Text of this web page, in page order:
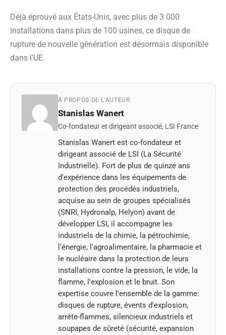
Déjà éprouvé aux États-Unis, avec plus de 3 000
installations dans plus de 100 usines, ce disque de
rupture de nouvelle génération est désormais disponible
dans l’UE.
À PROPOS DE L'AUTEUR
Stanislas Wanert
Co-fondateur et dirigeant associé, LSI France
Stanislas Wanert est co-fondateur et
dirigeant associé de LSI (La Sécurité
Industrielle). Fort de plus de quinze ans
d'expérience dans les équipements de
protection des procédés industriels,
acquise au sein de groupes spécialisés
(SNRI, Hydronalp, Helyon) avant de
développer LSI, il accompagne les
industriels de la chimie, la pétrochimie,
l'énergie, l'agroalimentaire, la pharmacie et
le nucléaire dans la protection de leurs
installations contre la pression, le vide, la
flamme, l'explosion et le bruit. Son
expertise couvre l'ensemble de la gamme:
disques de rupture, évents d'explosion,
arrête-flammes, silencieux industriels et
soupapes de sûreté (sécurité, expansion